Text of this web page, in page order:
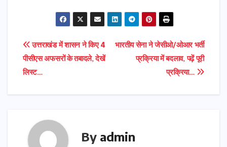
Post
navigation
भारतीय सेना ने जेसीओ/ओआर भर्ती
प्रक्रिया में बदलाव, पढ़ें पूरी
प्रक्रिया…
उत्तराखंड में शासन ने किए 4
पीसीएस अफसरों के तबादले, देखें
लिस्ट…
By admin